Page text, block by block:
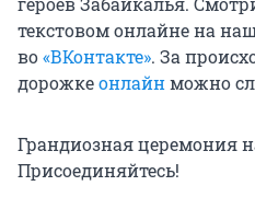
текстовом онлайне на
во«ВКонтакте». За
дорожкеонлайнможно
Грандиозная церемония
Присоединяйтесь!